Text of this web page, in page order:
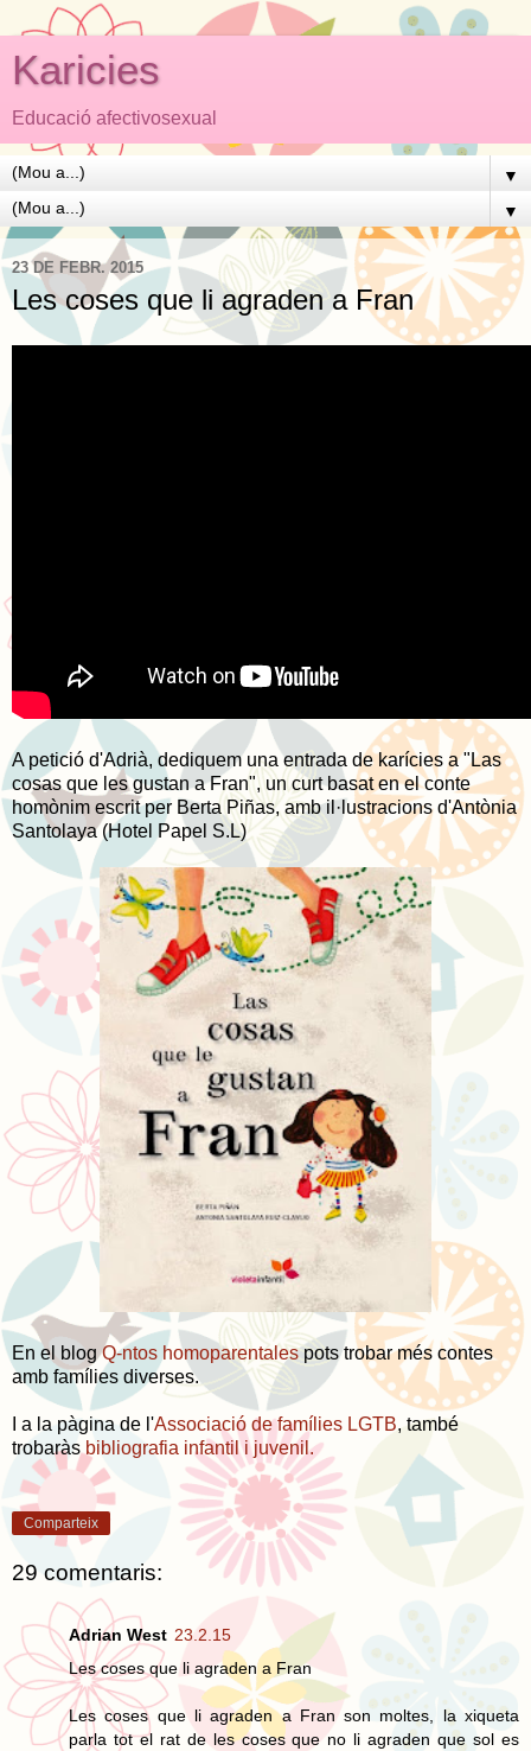
Karicies
Educació afectivosexual
▼
▼
23 DE FEBR. 2015
Les coses que li agraden a Fran
A petició d'Adrià, dediquem una entrada de karícies a "Las
cosas que les gustan a Fran", un curt basat en el conte
homònim escrit per Berta Piñas, amb il·lustracions d'Antònia
Santolaya (Hotel Papel S.L)
En el blogQ-ntos homoparentalespots trobar més contes
amb famílies diverses.
I a la pàgina de l'Associació de famílies LGTB, també
trobaràs bibliografia infantil i juvenil.
Comparteix
29 comentaris:
Adrian West 23.2.15
Les coses que li agraden a Fran
Les coses que li agraden a Fran son moltes, la xiqueta
parla tot el rat de les coses que no li agraden que sol es